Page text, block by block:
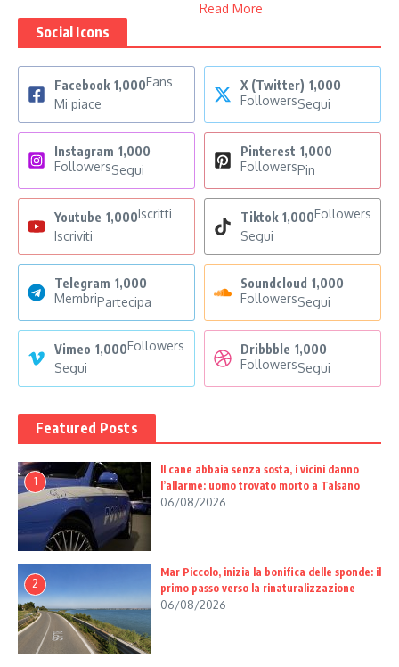
Read More
Social Icons
Facebook 1,000Fans
Mi piace
X (Twitter) 1,000
FollowersSegui
Instagram 1,000
FollowersSegui
Pinterest 1,000
FollowersPin
Youtube 1,000Iscritti
Iscriviti
Tiktok 1,000Followers
Segui
Telegram 1,000
MembriPartecipa
Soundcloud 1,000
FollowersSegui
Vimeo 1,000Followers
Segui
Dribbble 1,000
FollowersSegui
Featured Posts
1
Il cane abbaia senza sosta, i vicini danno
l’allarme: uomo trovato morto a Talsano
06/08/2026
2
Mar Piccolo, inizia la bonifica delle sponde: il
primo passo verso la rinaturalizzazione
06/08/2026